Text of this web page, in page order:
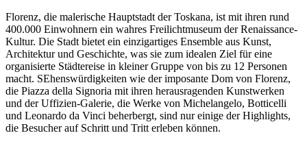
Florenz, die malerische Hauptstadt der Toskana, ist mit ihren rund
400.000 Einwohnern ein wahres Freilichtmuseum der Renaissance-
Kultur. Die Stadt bietet ein einzigartiges Ensemble aus Kunst,
Architektur und Geschichte, was sie zum idealen Ziel für eine
organisierte Städtereise in kleiner Gruppe von bis zu 12 Personen
macht. SEhenswürdigkeiten wie der imposante Dom von Florenz,
die Piazza della Signoria mit ihren herausragenden Kunstwerken
und der Uffizien-Galerie, die Werke von Michelangelo, Botticelli
und Leonardo da Vinci beherbergt, sind nur einige der Highlights,
die Besucher auf Schritt und Tritt erleben können.